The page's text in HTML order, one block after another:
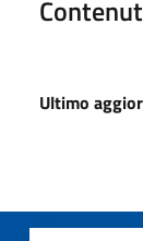
Ultimo